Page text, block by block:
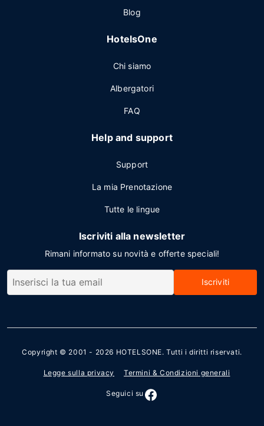
Blog
HotelsOne
Chi siamo
Albergatori
FAQ
Help and support
Support
La mia Prenotazione
Tutte le lingue
Iscriviti alla newsletter
Rimani informato su novità e offerte speciali!
Iscriviti
Copyright © 2001 - 2026 HOTELSONE. Tutti i diritti riservati.
Legge sulla privacy Termini & Condizioni generali
Seguici su